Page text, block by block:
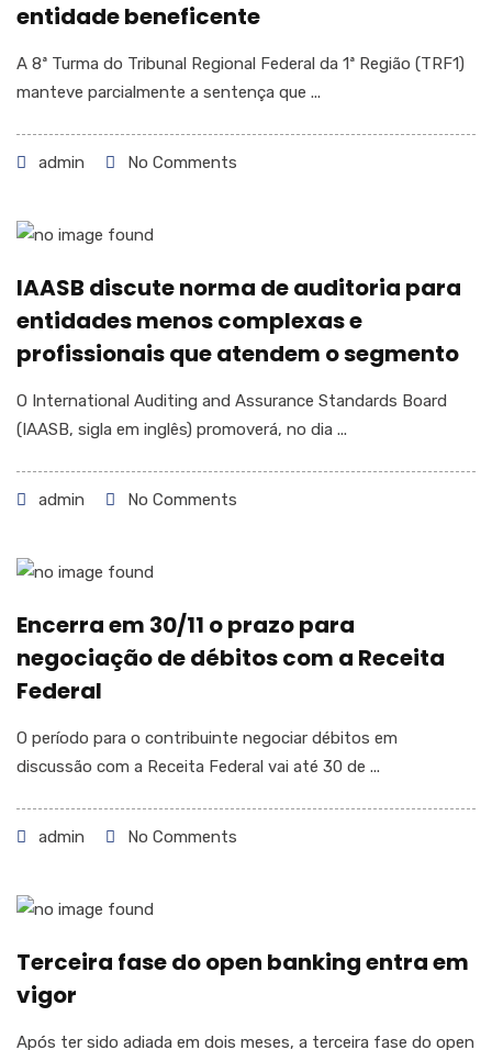
entidade beneficente
A 8ª Turma do Tribunal Regional Federal da 1ª Região (TRF1)
manteve parcialmente a sentença que ...
admin No Comments
IAASB discute norma de auditoria para
entidades menos complexas e
profissionais que atendem o segmento
O International Auditing and Assurance Standards Board
(IAASB, sigla em inglês) promoverá, no dia ...
admin No Comments
Encerra em 30/11 o prazo para
negociação de débitos com a Receita
Federal
O período para o contribuinte negociar débitos em
discussão com a Receita Federal vai até 30 de ...
admin No Comments
Terceira fase do open banking entra em
vigor
Após ter sido adiada em dois meses, a terceira fase do open